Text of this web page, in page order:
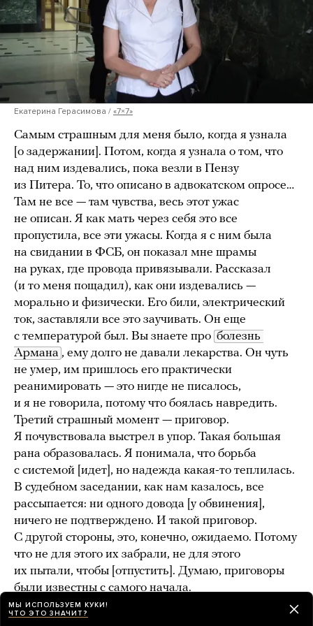
Екатерина Герасимова / «7×7»
Самым страшным для меня было, когда я узнала
[о задержании]. Потом, когда я узнала о том, что
над ним издевались, пока везли в Пензу
из Питера. То, что описано в адвокатском опросе…
Там не все — там чувства, весь этот ужас
не описан. Я как мать через себя это все
пропустила, все эти ужасы. Когда я с ним была
на свидании в ФСБ, он показал мне шрамы
на руках, где провода привязывали. Рассказал
(и то меня пощадил), как они издевались —
морально и физически. Его били, электрический
ток, заставляли все это заучивать. Он еще
с температурой был. Вы знаете про болезнь
Армана , ему долго не давали лекарства. Он чуть
не умер, им пришлось его практически
реанимировать — это нигде не писалось,
и я не говорила, потому что боялась навредить.
Третий страшный момент — приговор.
Я почувствовала выстрел в упор. Такая большая
рана образовалась. Я понимала, что борьба
с системой [идет], но надежда какая-то теплилась.
В судебном заседании, как нам казалось, все
рассыпается: ни одного довода [у обвинения],
ничего не подтверждено. И такой приговор.
С другой стороны, это, конечно, ожидаемо. Потому
что не для этого их забрали, не для этого
их пытали, чтобы [отпустить]. Думаю, приговоры
были известны с самого начала.
МЫ ИСПОЛЬЗУЕМ КУКИ!
ЧТО ЭТО ЗНАЧИТ?